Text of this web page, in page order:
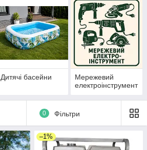
Дитячі басейни
Мережевий
електроінструмент
0 Фільтри
–1%